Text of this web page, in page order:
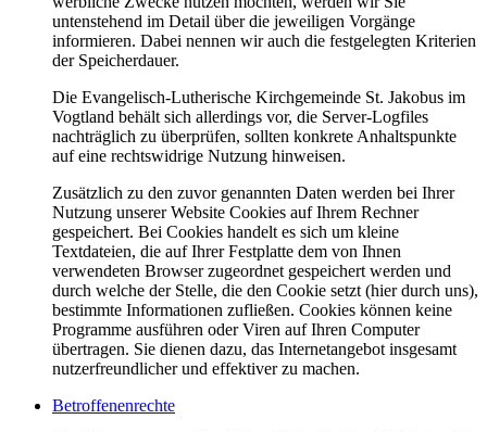
untenstehend im Detail über die jeweiligen Vorgänge
informieren. Dabei nennen wir auch die festgelegten Kriterien
der Speicherdauer.
Die Evangelisch-Lutherische Kirchgemeinde St. Jakobus im
Vogtland behält sich allerdings vor, die Server-Logfiles
nachträglich zu überprüfen, sollten konkrete Anhaltspunkte
auf eine rechtswidrige Nutzung hinweisen.
Zusätzlich zu den zuvor genannten Daten werden bei Ihrer
Nutzung unserer Website Cookies auf Ihrem Rechner
gespeichert. Bei Cookies handelt es sich um kleine
Textdateien, die auf Ihrer Festplatte dem von Ihnen
verwendeten Browser zugeordnet gespeichert werden und
durch welche der Stelle, die den Cookie setzt (hier durch uns),
bestimmte Informationen zufließen. Cookies können keine
Programme ausführen oder Viren auf Ihren Computer
übertragen. Sie dienen dazu, das Internetangebot insgesamt
nutzerfreundlicher und effektiver zu machen.
Betroffenenrechte